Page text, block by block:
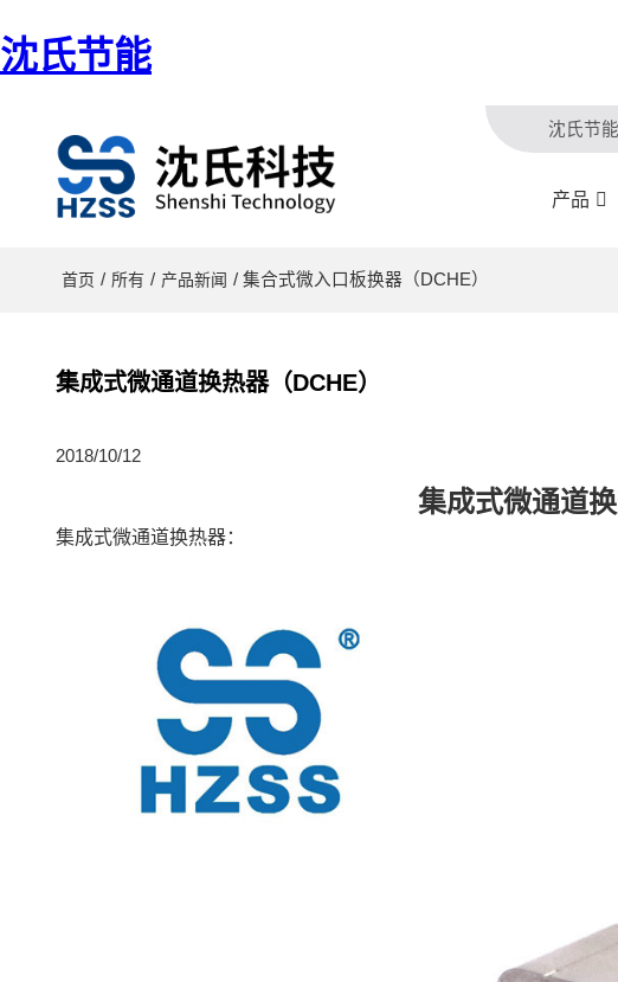
沈氏节能
沈氏节能
产品
首页 / 所有 / 产品新闻 / 集合式微入口板换器（DCHE）
集成式微通道换热器（DCHE）
2018/10/12
集成式微通道
集成式微通道换热器：